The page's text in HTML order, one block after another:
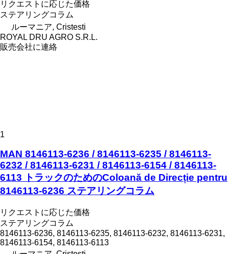
リクエストに応じた価格
ステアリングコラム
ルーマニア, Cristesti
ROYAL DRU AGRO S.R.L.
販売会社に連絡
1
MAN 8146113-6236 / 8146113-6235 / 8146113-
6232 / 8146113-6231 / 8146113-6154 / 8146113-
6113 トラックのためのColoană de Direcție pentru
8146113-6236 ステアリングコラム
リクエストに応じた価格
ステアリングコラム
8146113-6236, 8146113-6235, 8146113-6232, 8146113-6231,
8146113-6154, 8146113-6113